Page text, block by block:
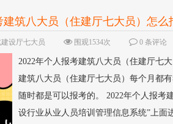
建筑八大员（住建厅七大员）怎么
设厅七大员 围观1534次 0 条评论
2022年个人报考建筑八大员（住建厅七
建筑八大员（住建厅七大员）每个月都
随时都是可以报考的。 2022年个人报考
设行业从业人员培训管理信息系统”上